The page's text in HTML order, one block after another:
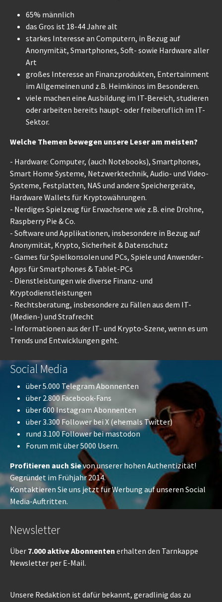
65% männlich
das Gros ist 18-44 Jahre alt
starkes Interesse an Computern, in Bezug auf
Anonymität, Smartphones, Soft- sowie Hardware aller
Art
großes Interesse an Finanzprodukten, Entertainment
im Allgemeinen und z.B. Heimkinos im Besonderen.
viele machen eine Ausbildung im IT-Bereich, studieren
oder arbeiten bereits haupt- oder freiberuflich im IT-
Sektor.
Welche Themen bewegen unsere Leser am meisten?
- Hardware: Computer, (auch Notebooks), Smartphones,
Smart Home Systeme, Netzwerktechnik, Audio- und Video-
Systeme, Festplatten, NAS und andere Speichergeräte,
Hardware Wallets für Kryptowährungen.
- Nerdiges Spielzeug für Erwachsene wie z.B. eine Drohne,
Raspberry Pie & Co.
- Software und Applikationen, insbesondere in Bezug auf
Anonymität, Krypto, Sicherheit & Datenschutz
- Games für Spielkonsolen und PCs, Spiele und Anwender-
Apps für Smartphones & Tablet-PCs
- Dienstleistungen wie diverse Finanz- und
Kryptodienstleistungen
- Rechtsberatung, insbesondere zu Fällen aus dem IT-
(Medien-) und Strafrecht
- Informationen aus der IT- und Krypto-Szene, wenn es um
Trends und Entwicklungen geht.
Social Media
über 5.000 TelegramAbonnenten
über 2.800Facebook-Fans
über 600Instagram Abonnenten
über 3.300 Follower bei X (ehemals Twitter)
rund 3.100 Follower beimastodon
Forum mit über 5000 Usern.
Profitieren auch Sievon unserer hohen Authentizität!
Gegründet im Frühjahr 2014.
Kontaktieren Sie uns jetzt für Werbung auf unseren Social
Media-Auftritten.
Newsletter
Über 7.000 aktive Abonnenten erhalten den Tarnkappe
Newsletter per E-Mail.
Unsere Redaktion ist dafür bekannt, geradlinig das zu